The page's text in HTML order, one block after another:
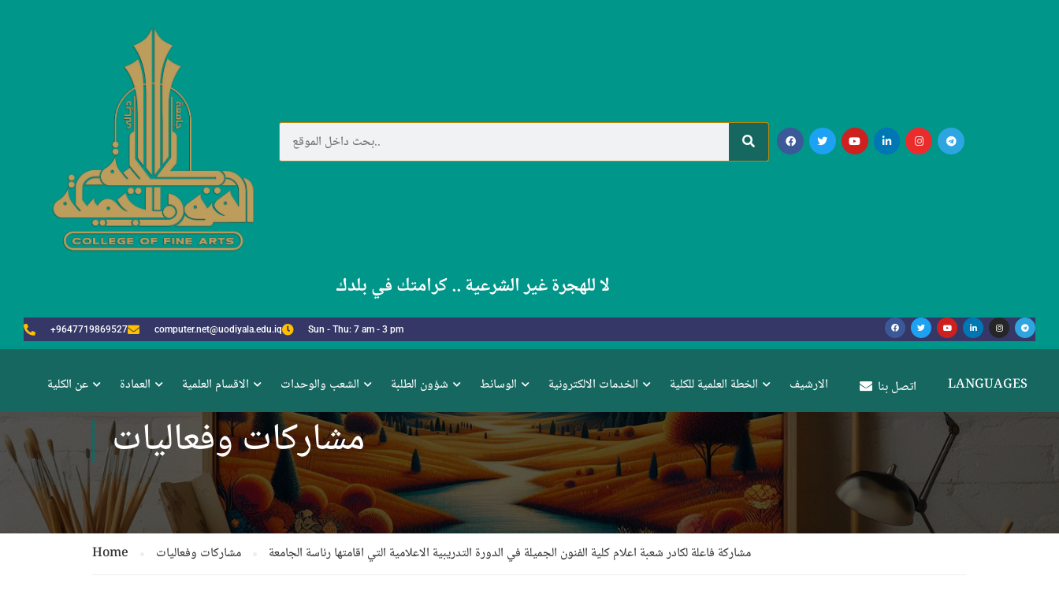
لا للهجرة غير الشرعية .. كرامتك في بلدك
+9647719869527 computer.net@uodiyala.edu.iq Sun - Thu: 7 am - 3 pm
عن الكلية العمادة الاقسام العلمية الشعب والوحدات شؤون الطلبة الوسائط الخدمات الالكترونية الخطة العلمية للكلية الارشيف اتصل بنا LANGUAGES
مشاركات وفعاليات
Home مشاركات وفعاليات مشاركة فاعلة لكادر شعبة اعلام كلية الفنون الجميلة في الدورة التدريبية الاعلامية التي اقامتها رئاسة الجامعة